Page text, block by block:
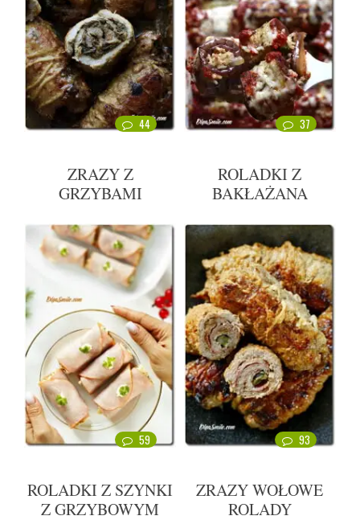
44
ZRAZY Z
GRZYBAMI
37
ROLADKI Z
BAKŁAŻANA
59
ROLADKI Z SZYNKI
Z GRZYBOWYM
93
ZRAZY WOŁOWE
ROLADY